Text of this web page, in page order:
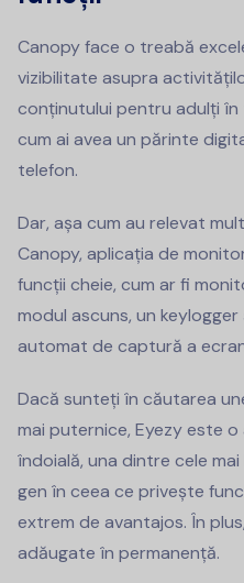
Canopy face o treabă
vizibilitate asupra
conținutului pentru adulți
cum ai avea un părinte
telefon.
Dar, așa cum au relevat
Canopy, aplicația de
funcții cheie, cum ar fi
modul ascuns, un
automat de captură a
Dacă sunteți în căutarea
mai puternice, Eyezy este
îndoială, una dintre cele
gen în ceea ce privește
extrem de avantajos. În
adăugate în permanență.